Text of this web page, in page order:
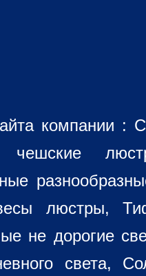
компании :
чешские
люстры,
не дорогие
света,